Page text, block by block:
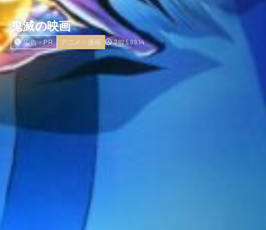
鬼滅の映画
広告・PR アニメ・漫画 2025.09.14